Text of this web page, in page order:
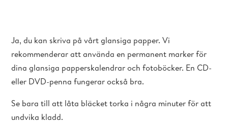
Ja, du kan skriva på vårt glansiga papper. Vi
rekommenderar att använda en permanent marker för
dina glansiga papperskalendrar och fotoböcker. En CD-
eller DVD-penna fungerar också bra.
Se bara till att låta bläcket torka i några minuter för att
undvika kladd.